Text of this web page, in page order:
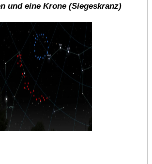
und eine Krone (Siegeskranz)